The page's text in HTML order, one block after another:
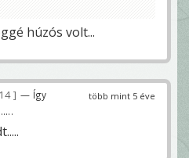
húzós volt...
több mint 5 éve
— Így